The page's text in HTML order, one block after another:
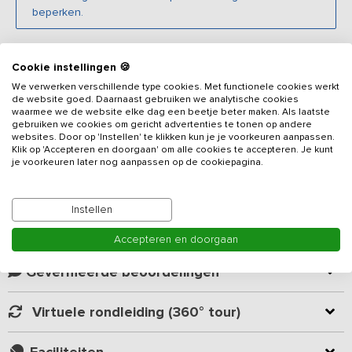
beperken.
Beschrijving
Dit vakantieadres, gelegen op een groot erf, midden in de
Achterhoek is in totaal voorzien van 17 slaapkamers (waarvan 3
bedstedes) en 11 badkamers. De accommodatie bestaat uit een
hoofdgebouw, het voorhuis en een bijgebouw die samen geschikt
zijn voor 36 personen. Het hoofdgebouw en voorhuis zijn intern
koeien en kalveren, midden tussen de weilanden, maakt een
verblijf in dit vakantiehuis tot een typisch Hollandse vakantie.
De grote gezamenlijke ruimte in het hoofdgebouw biedt
waaraan gedineerd kan worden. De keukens in het hoofdgebouw
en het voorhuis zijn van alle gemakken voorzien: vaatwasser,
koelkast, magnetron en een inductiefornuis met oven.
Kamer indeling
Geverifieerde beoordelingen
Virtuele rondleiding (360° tour)
Cookie instellingen 🍪
We verwerken verschillende type cookies. Met functionele cookies werkt
de website goed. Daarnaast gebruiken we analytische cookies
waarmee we de website elke dag een beetje beter maken. Als laatste
gebruiken we cookies om gericht advertenties te tonen op andere
websites. Door op 'Instellen' te klikken kun je je voorkeuren aanpassen.
Klik op 'Accepteren en doorgaan' om alle cookies te accepteren. Je kunt
je voorkeuren later nog aanpassen op de cookiepagina.
Instellen
Accepteren en doorgaan